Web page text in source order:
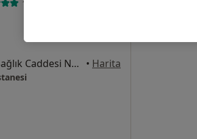
12 görüş
Paşakonak Mahallesi Sağlık Caddesi No:16, Bandırma • Harita